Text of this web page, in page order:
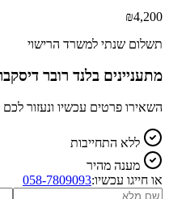
₪4,200
תשלום שנתי למשרד הרישוי
מתעניינים בלנד רובר
השאירו פרטים עכשיו ונעזור
ללא התחייבות
מענה מהיר
או חייגו עכשיו:058-7809093